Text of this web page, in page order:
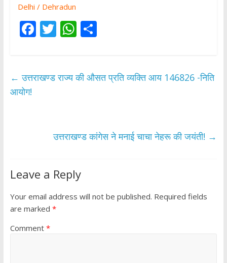
Delhi / Dehradun
F
b
T
er
W
s
S
e
← उत्तराखण्ड राज्य की औसत प्रति व्यक्ति आय 146826 -निति
आयोग!
उत्तराखण्ड कांगेस ने मनाई चाचा नेहरू की जयंती! →
Leave a Reply
Your email address will not be published. Required fields
are marked *
Comment *